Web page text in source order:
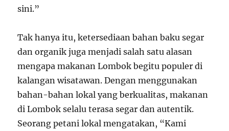
sini.”
Tak hanya itu, ketersediaan bahan baku segar
dan organik juga menjadi salah satu alasan
mengapa makanan Lombok begitu populer di
kalangan wisatawan. Dengan menggunakan
bahan-bahan lokal yang berkualitas, makanan
di Lombok selalu terasa segar dan autentik.
Seorang petani lokal mengatakan, “Kami